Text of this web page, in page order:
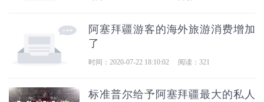
阿塞拜疆游客的海外旅游消费增加
了
时间：2020-07-22 18:10:02 阅读：321
标准普尔给予阿塞拜疆最大的私人